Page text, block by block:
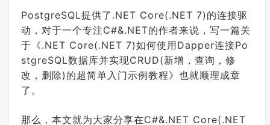
PostgreSQL提供了.NET Core(.NET 7)的连接驱
动，对于一个专注C#&.NET的作者来说，写一篇关
于《.NET Core(.NET 7)如何使用Dapper连接Po
stgreSQL数据库并实现CRUD(新增，查询，修
改，删除)的超简单入门示例教程》也就顺理成章
了。
那么，本文就为大家分享在C#&.NET Core(.NET